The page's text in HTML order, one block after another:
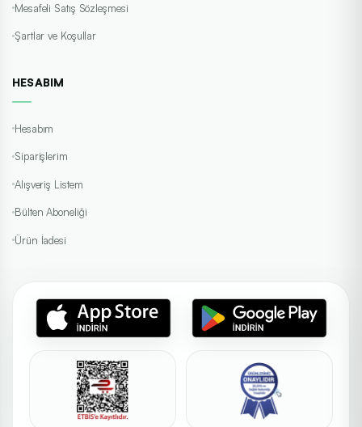
Mesafeli Satış Sözleşmesi
Şartlar ve Koşullar
HESABIM
Hesabım
Siparişlerim
Alışveriş Listem
Bülten Aboneliği
Ürün İadesi